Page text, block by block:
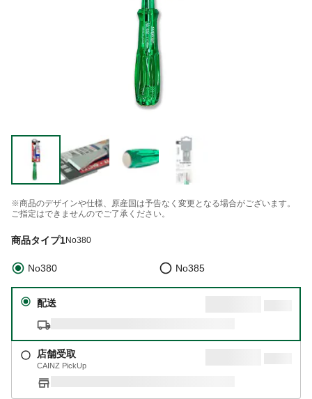
※商品のデザインや仕様、原産国は予告なく変更となる場合がございます。
ご指定はできませんのでご了承ください。
商品タイプ1No380
No380 No385
配送
店舗受取
CAINZ PickUp